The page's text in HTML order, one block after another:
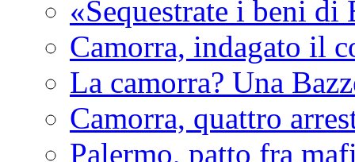
«Sequestrate i beni di
Camorra, indagato il
La camorra? Una
Camorra, quattro
Palermo, patto fra